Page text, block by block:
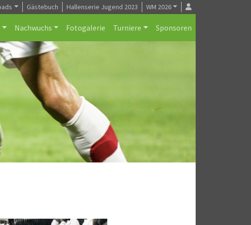
Gästebuch Hallenserie Jugend 2023 WM 2026
Nachwuchs Fotogalerie Turniere Sponsoren